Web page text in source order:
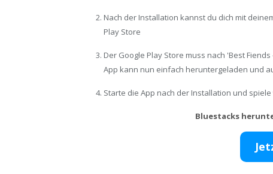
Nach der Installation kannst du dich mit
Play Store
Der Google Play Store muss nach 'Best
App kann nun einfach heruntergeladen und
Starte die App nach der Installation und
Bluestacks